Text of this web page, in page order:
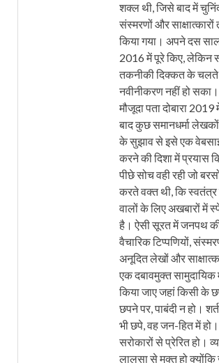
शक्ल थी, जिसे बाद में
संस्मरणों और
किया गया। अपने दस
2016 में पूरे किए, लेकिन
तकनीकी दिक्कत के
नवीनीकरण नहीं हो
मौजूदा पता दोबारा
बाद कुछ समानधर्मा
के सुझाव से इसे एक
करने की दिशा में प्रयास
पीछे सोच वही रही जो
करते वक्त थी, कि
वालों के लिए अखबारों में
है। ऐसी सूरत में जनपथ
वैचारिक टिप्पणियों,
अनूदित लेखों और
एक दबावमुक्त सामुदायिक
किया जाए जहां किसी के
छपने पर, पाबंदी न हो।
भी छपे, वह जन-हित में
सरोकारों से प्रेरित हो।
लालसा से मुक्त हो क्योंकि